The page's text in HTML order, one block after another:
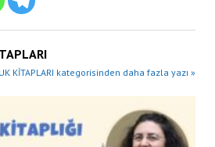
KİTAPLARI kategorisinden daha fazla yazı »